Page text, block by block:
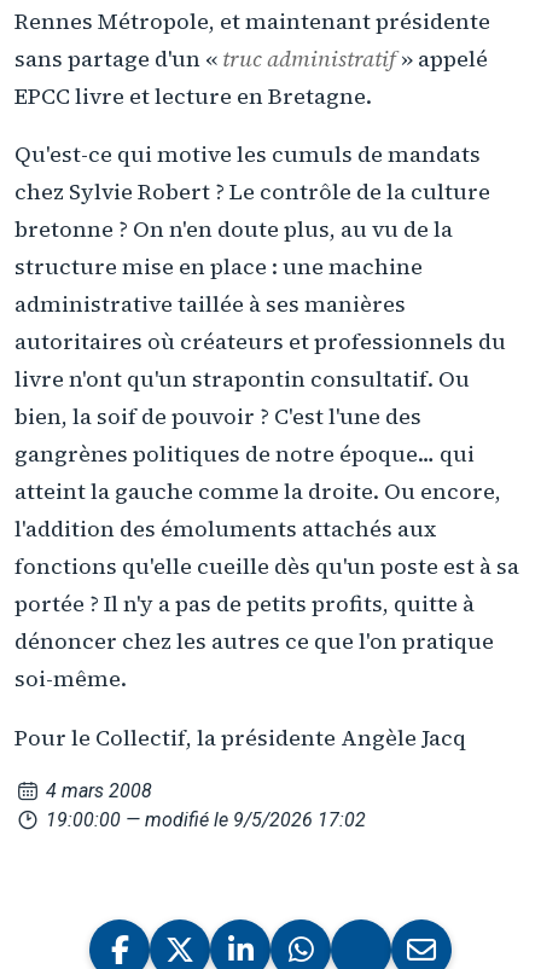
Rennes Métropole, et maintenant présidente
sans partage d'un « truc administratif» appelé
EPCC livre et lecture en Bretagne.
Qu'est-ce qui motive les cumuls de mandats
chez Sylvie Robert ? Le contrôle de la culture
bretonne ? On n'en doute plus, au vu de la
structure mise en place : une machine
administrative taillée à ses manières
autoritaires où créateurs et professionnels du
livre n'ont qu'un strapontin consultatif. Ou
bien, la soif de pouvoir ? C'est l'une des
gangrènes politiques de notre époque… qui
atteint la gauche comme la droite. Ou encore,
l'addition des émoluments attachés aux
fonctions qu'elle cueille dès qu'un poste est à sa
portée ? Il n'y a pas de petits profits, quitte à
dénoncer chez les autres ce que l'on pratique
soi-même.
Pour le Collectif, la présidente Angèle Jacq
4 mars 2008
19:00:00 — modifié le 9/5/2026 17:02